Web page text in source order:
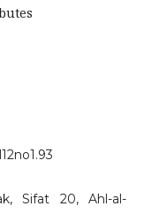
Sifat 20, Ahl-al-